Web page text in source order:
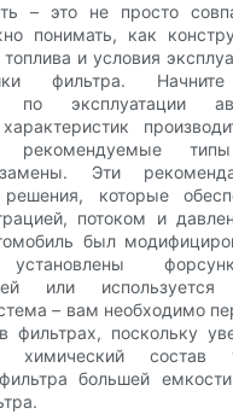
– это не просто
понимать, как
и условия
фильтра.
по эксплуатации
рекомендуемые
Эти
которые
потоком и
был
или используется
– вам необходимо
фильтрах, поскольку
химический состав
фильтра большей